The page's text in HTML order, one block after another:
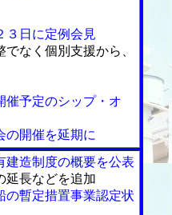
３日に定例会見
なく個別支援から、
催予定のシップ・オ
開催を延期に
建造制度の概要を公表
延長などを追加
の暫定措置事業認定状